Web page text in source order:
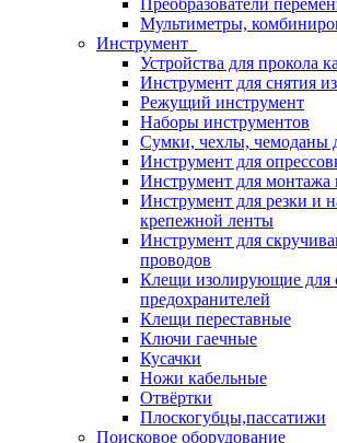
Преобразователи
Мультиметры,
Инструмент
Устройства для прокола
Инструмент для снятия
Режущий инструмент
Наборы инструментов
Сумки, чехлы, чемоданы
Инструмент для
Инструмент для монтажа
Инструмент для резки и
крепежной ленты
Инструмент для
проводов
Клещи изолирующие для
предохранителей
Клещи переставные
Ключи гаечные
Кусачки
Ножи кабельные
Отвёртки
Плоскогубцы,пассатижи
Поисковое оборудование